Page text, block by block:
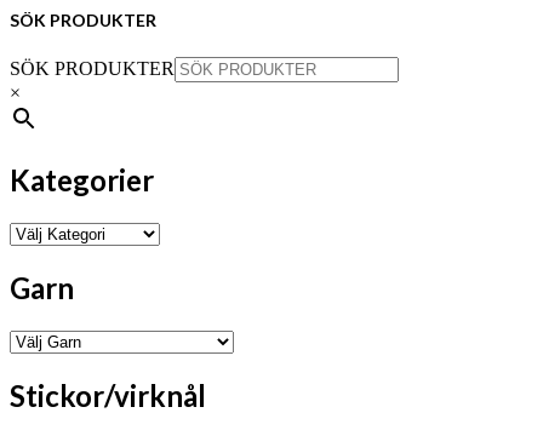
SÖK PRODUKTER
SÖK PRODUKTER
×
Kategorier
Garn
Stickor/virknål